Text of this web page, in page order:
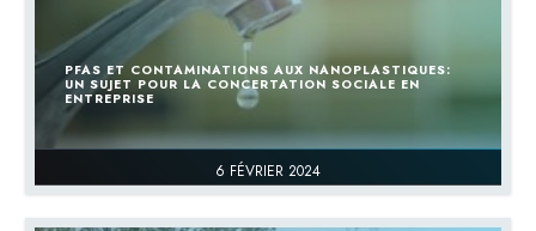
6 FÉVRIER 2024
PFAS ET CONTAMINATIONS AUX NANOPLASTIQUES:
UN SUJET POUR LA CONCERTATION SOCIALE EN
ENTREPRISE